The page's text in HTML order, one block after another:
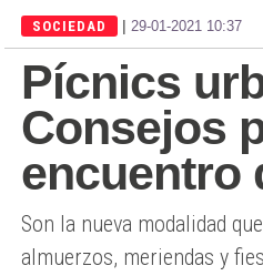
SOCIEDAD | 29-01-2021 10:37
Pícnics
Consejos
encuentro
Son la nueva modalidad
almuerzos, meriendas y